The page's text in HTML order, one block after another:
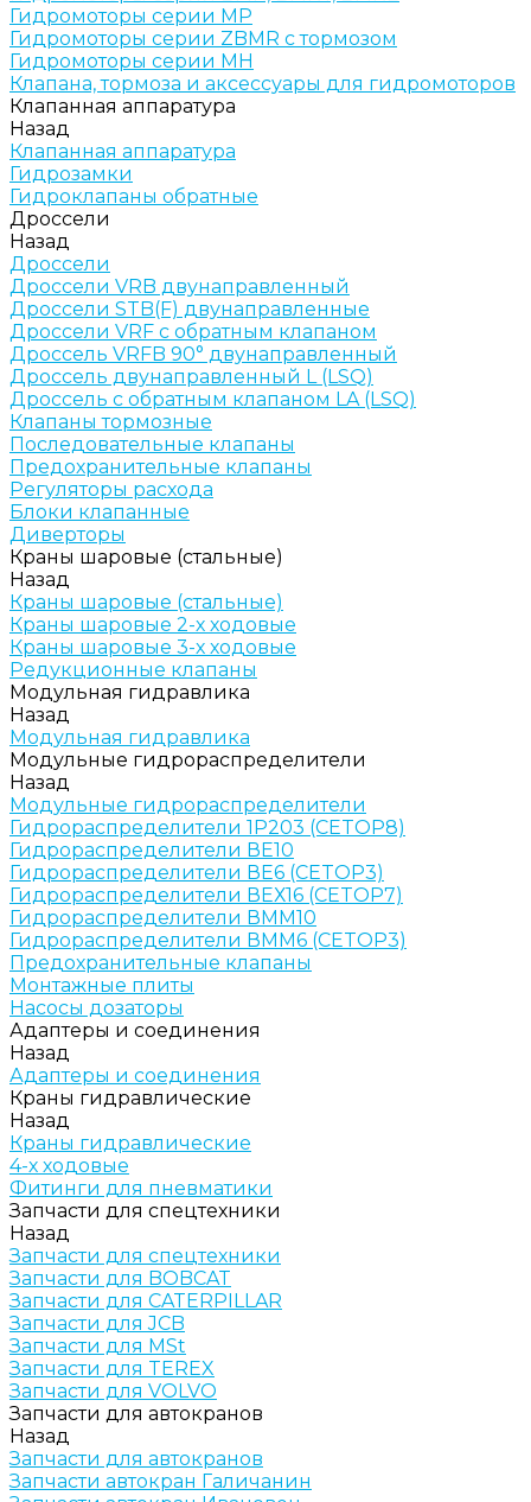
Гидромоторы серии MP
Гидромоторы серии ZBMR с тормозом
Гидромоторы серии МH
Клапана, тормоза и аксессуары для гидромоторов
Клапанная аппаратура
Назад
Клапанная аппаратура
Гидрозамки
Гидроклапаны обратные
Дроссели
Назад
Дроссели
Дроссели VRB двунаправленный
Дроссели STB(F) двунаправленные
Дроссели VRF с обратным клапаном
Дроссель VRFB 90° двунаправленный
Дроссель двунаправленный L (LSQ)
Дроссель с обратным клапаном LA (LSQ)
Клапаны тормозные
Последовательные клапаны
Предохранительные клапаны
Регуляторы расхода
Блоки клапанные
Диверторы
Краны шаровые (стальные)
Назад
Краны шаровые (стальные)
Краны шаровые 2-х ходовые
Краны шаровые 3-х ходовые
Редукционные клапаны
Модульная гидравлика
Назад
Модульная гидравлика
Модульные гидрораспределители
Назад
Модульные гидрораспределители
Гидрораспределители 1Р203 (CETOP8)
Гидрораспределители ВЕ10
Гидрораспределители ВЕ6 (CETOP3)
Гидрораспределители ВЕХ16 (CETOP7)
Гидрораспределители ВММ10
Гидрораспределители ВММ6 (CETOP3)
Предохранительные клапаны
Монтажные плиты
Насосы дозаторы
Адаптеры и соединения
Назад
Адаптеры и соединения
Краны гидравлические
Назад
Краны гидравлические
4-х ходовые
Фитинги для пневматики
Запчасти для спецтехники
Назад
Запчасти для спецтехники
Запчасти для BOBCAT
Запчасти для CATERPILLAR
Запчасти для JCB
Запчасти для MSt
Запчасти для TEREX
Запчасти для VOLVO
Запчасти для автокранов
Назад
Запчасти для автокранов
Запчасти автокран Галичанин